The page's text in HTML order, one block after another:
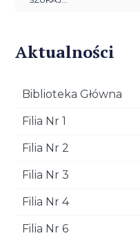
Aktualności
Biblioteka Główna
Filia Nr 1
Filia Nr 2
Filia Nr 3
Filia Nr 4
Filia Nr 6